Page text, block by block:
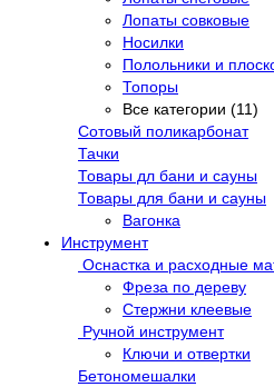
Лопаты совковые
Носилки
Полольники и
Топоры
Все категории (11)
Сотовый поликарбонат
Тачки
Товары дл бани и сауны
Товары для бани и сауны
Вагонка
Инструмент
Оснастка и расходные
Фреза по дереву
Стержни клеевые
Ручной инструмент
Ключи и отвертки
Бетономешалки